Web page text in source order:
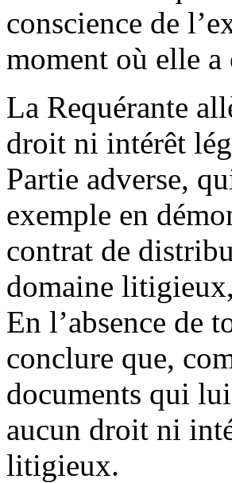
conscience de
moment où elle
La Requérante
droit ni intérêt
Partie adverse,
exemple en
contrat de
domaine
En l’absence de
conclure que,
documents qui
aucun droit ni
litigieux.